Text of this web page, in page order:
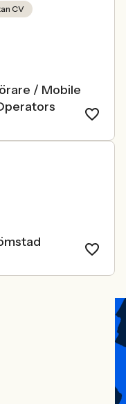
CV
/ Mobile